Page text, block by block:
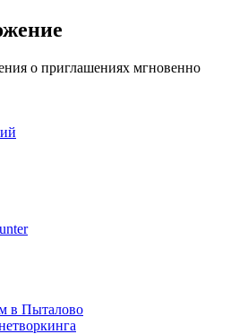
о приглашениях мгновенно
в Пыталово